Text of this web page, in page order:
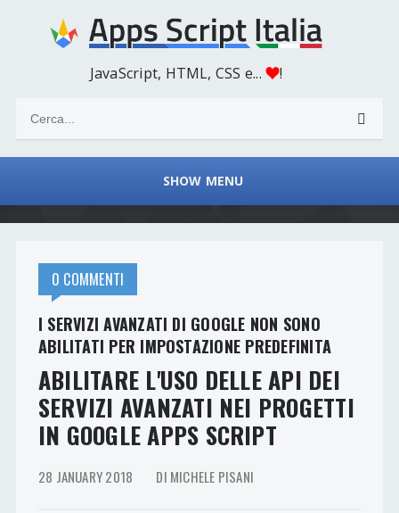
JavaScript, HTML, CSS e... !
SHOW MENU
0 COMMENTI
I SERVIZI AVANZATI DI GOOGLE NON SONO
ABILITATI PER IMPOSTAZIONE PREDEFINITA
ABILITARE L'USO DELLE API DEI
SERVIZI AVANZATI NEI PROGETTI
IN GOOGLE APPS SCRIPT
28 JANUARY 2018 DI MICHELE PISANI